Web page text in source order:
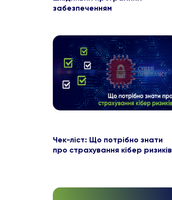
забезпеченням
Чек-ліст: Що потрібно знати
про страхування кібер ризиків